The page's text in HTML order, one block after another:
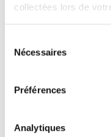
collectées lors de
Nécessaires
Préférences
Analytiques